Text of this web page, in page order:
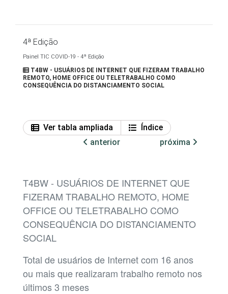
4ª Edição
Painel TIC COVID-19 - 4ª Edição
T4BW - USUÁRIOS DE INTERNET QUE FIZERAM TRABALHO
REMOTO, HOME OFFICE OU TELETRABALHO COMO
CONSEQUÊNCIA DO DISTANCIAMENTO SOCIAL
Ver tabla ampliada
Índice
anterior
próxima
T4BW - USUÁRIOS DE INTERNET QUE
FIZERAM TRABALHO REMOTO, HOME
OFFICE OU TELETRABALHO COMO
CONSEQUÊNCIA DO DISTANCIAMENTO
SOCIAL
Total de usuários de Internet com 16 anos
ou mais que realizaram trabalho remoto nos
últimos 3 meses